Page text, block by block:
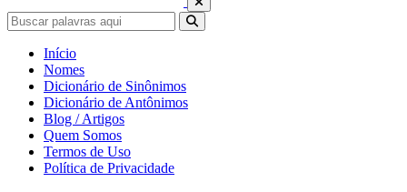
Início
Nomes
Dicionário de Sinônimos
Dicionário de Antônimos
Blog / Artigos
Quem Somos
Termos de Uso
Política de Privacidade